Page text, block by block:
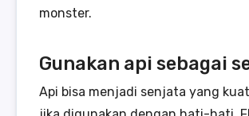
monster.
Gunakan api sebagai
Api bisa menjadi senjata yang